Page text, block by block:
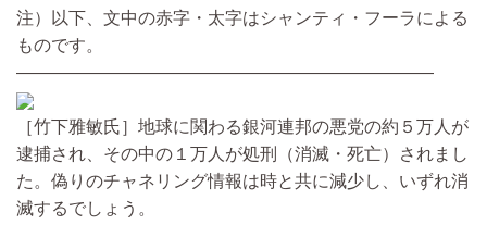
注）以下、文中の赤字・太字はシャンティ・フーラによる
ものです。
――――――――――――――――――――――――
［竹下雅敏氏］地球に関わる銀河連邦の悪党の約５万人が
逮捕され、その中の１万人が処刑（消滅・死亡）されまし
た。偽りのチャネリング情報は時と共に減少し、いずれ消
滅するでしょう。